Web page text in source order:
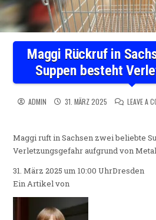
Maggi Rückruf in
Suppen besteht
ADMIN 31. MÄRZ 2025 LEAVE A
Maggi ruft in Sachsen zwei beliebte
Verletzungsgefahr aufgrund von
31. März 2025 um 10:00 UhrDresden
Ein Artikel von